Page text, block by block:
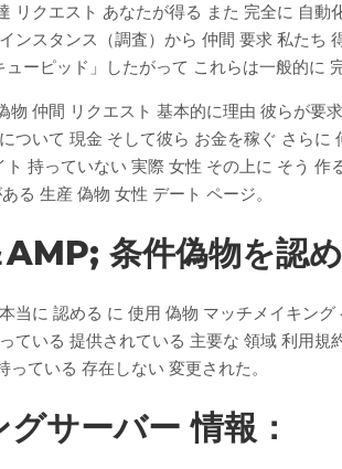
リクエスト あなたが得る また 完全に 自
ンスタンス（調査）から 仲間 要求 私た
ーピッド」したがって これらは一般的に
物 仲間 リクエスト 基本的に理由 彼らが要
ついて 現金 そして彼ら お金を稼ぐ さら
持っていない 実際 女性 その上に そう
る 生産 偽物 女性 デート ページ。
条件偽物を認
当に 認める に 使用 偽物 マッチメイキン
ている 提供されている 主要な 領域 利用
っている 存在しない 変更された。
サーバー 情報：